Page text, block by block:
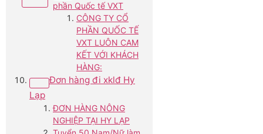
phần Quốc tế VXT
CÔNG TY CỔ
PHẦN QUỐC TẾ
VXT LUÔN CAM
KẾT VỚI KHÁCH
HÀNG:
Đơn hàng đi xklđ Hy
Lạp
ĐƠN HÀNG NÔNG
NGHIỆP TẠI HY LẠP